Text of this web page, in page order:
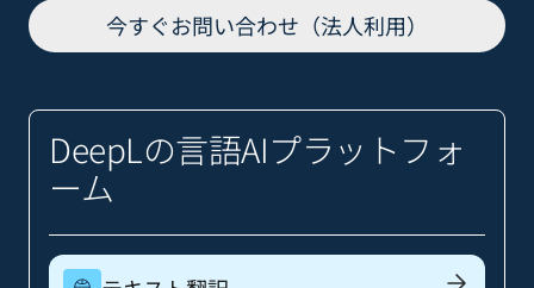
今すぐお問い合わせ（法人利用）
DeepLの言語AIプラットフォ
ーム